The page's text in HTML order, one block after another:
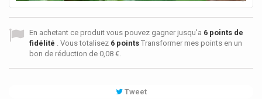
En achetant ce produit vous pouvez gagner jusqu'a 6 points de
fidélité . Vous totalisez 6 points Transformer mes points en un
bon de réduction de 0,08 €.
Tweet